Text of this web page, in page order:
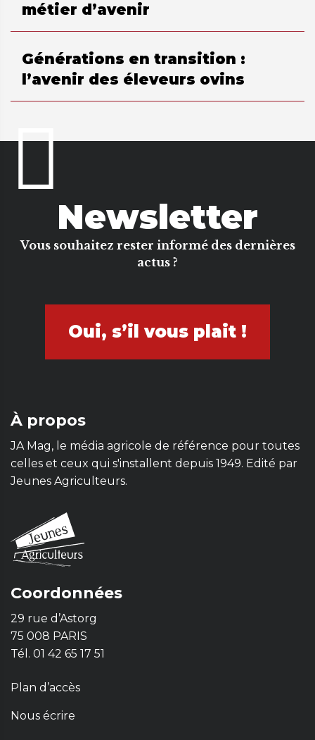
métier d’avenir
Générations en transition :
l’avenir des éleveurs ovins
Newsletter
Vous souhaitez rester informé des dernières
actus ?
Oui, s’il vous plait !
À propos
JA Mag, le média agricole de référence pour toutes
celles et ceux qui s'installent depuis 1949. Edité par
Jeunes Agriculteurs.
Coordonnées
29 rue d’Astorg
75 008 PARIS
Tél. 01 42 65 17 51
Plan d’accès
Nous écrire